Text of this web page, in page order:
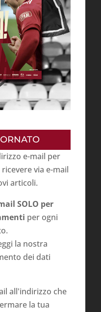
e-mail per
via e-mail
articoli.
SOLO per
per ogni
la nostra
dei dati
all'indirizzo che
la tua